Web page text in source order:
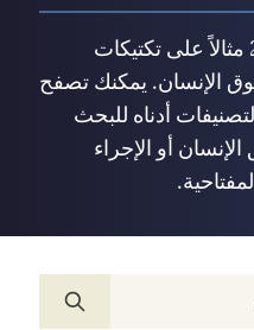
فيما يلي، يتوفر أكثر من 250 مثالاً على تكتيكات
الإنسان. يمكنك تصفح
أدناه للبحث
أو الإجراء